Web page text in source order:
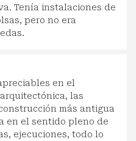
Tenía instalaciones de
pero no era
en el
las
más antigua
en el sentido pleno de
ejecuciones, todo lo